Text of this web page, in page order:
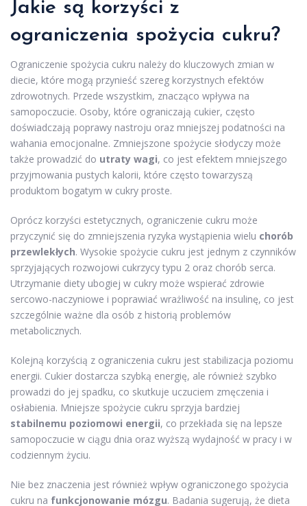
Jakie są korzyści z
ograniczenia spożycia cukru?
Ograniczenie spożycia cukru należy do kluczowych zmian w
diecie, które mogą przynieść szereg korzystnych efektów
zdrowotnych. Przede wszystkim, znacząco wpływa na
samopoczucie. Osoby, które ograniczają cukier, często
doświadczają poprawy nastroju oraz mniejszej podatności na
wahania emocjonalne. Zmniejszone spożycie słodyczy może
także prowadzić do utraty wagi, co jest efektem mniejszego
przyjmowania pustych kalorii, które często towarzyszą
produktom bogatym w cukry proste.
Oprócz korzyści estetycznych, ograniczenie cukru może
przyczynić się do zmniejszenia ryzyka wystąpienia wielu chorób
przewlekłych. Wysokie spożycie cukru jest jednym z czynników
sprzyjających rozwojowi cukrzycy typu 2 oraz chorób serca.
Utrzymanie diety ubogiej w cukry może wspierać zdrowie
sercowo-naczyniowe i poprawiać wrażliwość na insulinę, co jest
szczególnie ważne dla osób z historią problemów
metabolicznych.
Kolejną korzyścią z ograniczenia cukru jest stabilizacja poziomu
energii. Cukier dostarcza szybką energię, ale również szybko
prowadzi do jej spadku, co skutkuje uczuciem zmęczenia i
osłabienia. Mniejsze spożycie cukru sprzyja bardziej
stabilnemu poziomowi energii, co przekłada się na lepsze
samopoczucie w ciągu dnia oraz wyższą wydajność w pracy i w
codziennym życiu.
Nie bez znaczenia jest również wpływ ograniczonego spożycia
cukru na funkcjonowanie mózgu. Badania sugerują, że dieta